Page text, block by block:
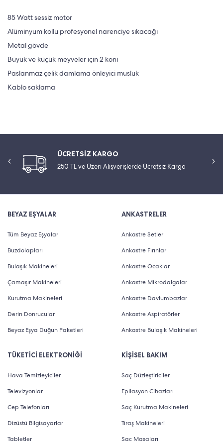
85 Watt sessiz motor
Alüminyum kollu profesyonel narenciye sıkacağı
Metal gövde
Büyük ve küçük meyveler için 2 koni
Paslanmaz çelik damlama önleyici musluk
Kablo saklama
ÜCRETSİZ KARGO
250 TL ve Üzeri Alışverişlerde Ücretsiz Kargo
BEYAZ EŞYALAR
Tüm Beyaz Eşyalar
Buzdolapları
Bulaşık Makineleri
Çamaşır Makineleri
Kurutma Makineleri
Derin Donrucular
Beyaz Eşya Düğün Paketleri
TÜKETİCİ ELEKTRONİĞİ
Hava Temizleyiciler
Televizyonlar
Cep Telefonları
Dizüstü Bilgisayarlar
Tabletler
ANKASTRELER
Ankastre Setler
Ankastre Fırınlar
Ankastre Ocaklar
Ankastre Mikrodalgalar
Ankastre Davlumbazlar
Ankastre Aspiratörler
Ankastre Bulaşık Makineleri
KİŞİSEL BAKIM
Saç Düzleştiriciler
Epilasyon Cihazları
Saç Kurutma Makineleri
Tıraş Makineleri
Saç Maşaları